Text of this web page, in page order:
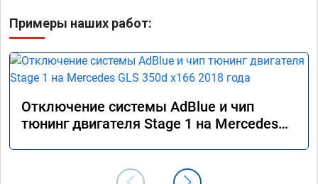
Примеры наших работ:
Отключение системы AdBlue и чип
тюнинг двигателя Stage 1 на Mercedes